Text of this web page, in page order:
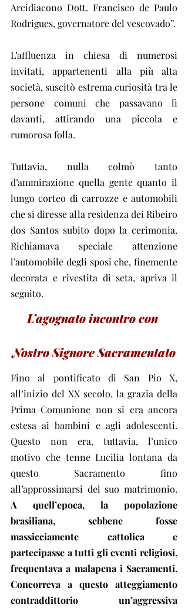
Arcidiacono Dott. Francisco de Paulo
Rodrigues, governatore del vescovado”.
L’affluenza in chiesa di numerosi
invitati, appartenenti alla più alta
società, suscitò estrema curiosità tra le
persone comuni che passavano lì
davanti, attirando una piccola e
rumorosa folla.
Tuttavia, nulla colmò tanto
d’ammirazione quella gente quanto il
lungo corteo di carrozze e automobili
che si diresse alla residenza dei Ribeiro
dos Santos subito dopo la cerimonia.
Richiamava speciale attenzione
l’automobile degli sposi che, finemente
decorata e rivestita di seta, apriva il
seguito.
L’agognato incontro con
Nostro Signore Sacramentato
Fino al pontificato di San Pio X,
all’inizio del XX secolo, la grazia della
Prima Comunione non si era ancora
estesa ai bambini e agli adolescenti.
Questo non era, tuttavia, l’unico
motivo che tenne Lucilia lontana da
questo Sacramento fino
A quell’epoca, la popolazione
brasiliana, sebbene fosse
massicciamente cattolica e
partecipasse a tutti gli eventi religiosi,
frequentava a malapena i Sacramenti.
Concorreva a questo atteggiamento
contraddittorio un’aggressiva